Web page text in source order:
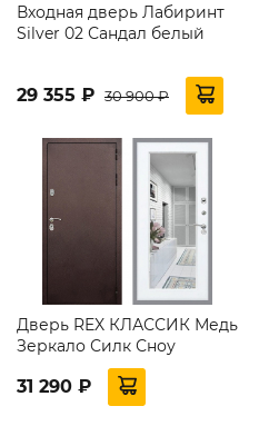
Входная дверь Лабиринт
Silver 02 Сандал белый
29 355 ₽ 30 900 ₽
Дверь REX КЛАССИК Медь
Зеркало Силк Сноу
31 290 ₽